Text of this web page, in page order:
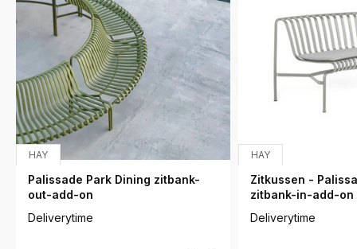
HAY
Palissade Park Dining zitbank-
out-add-on
Deliverytime
HAY
Zitkussen -
zitbank-in-add-on
Deliverytime